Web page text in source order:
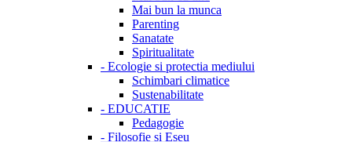
Mai bun la munca
Parenting
Sanatate
Spiritualitate
- Ecologie si protectia mediului
Schimbari climatice
Sustenabilitate
- EDUCATIE
Pedagogie
- Filosofie si Eseu